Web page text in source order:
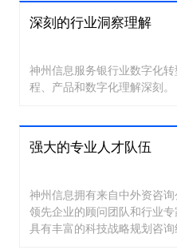
深刻的行业洞察理解
神州信息服务银行业数字化
程、产品和数字化理解深刻。
强大的专业人才队伍
神州信息拥有来自中外资咨
领先企业的顾问团队和行业
具有丰富的科技战略规划咨询